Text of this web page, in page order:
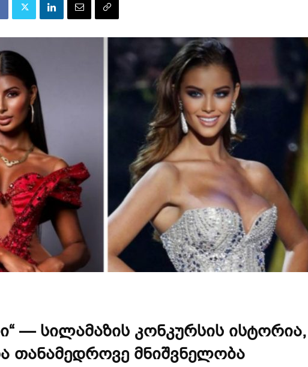
— სილამაზის კონკურსის ისტორია,
თანამედროვე მნიშვნელობა